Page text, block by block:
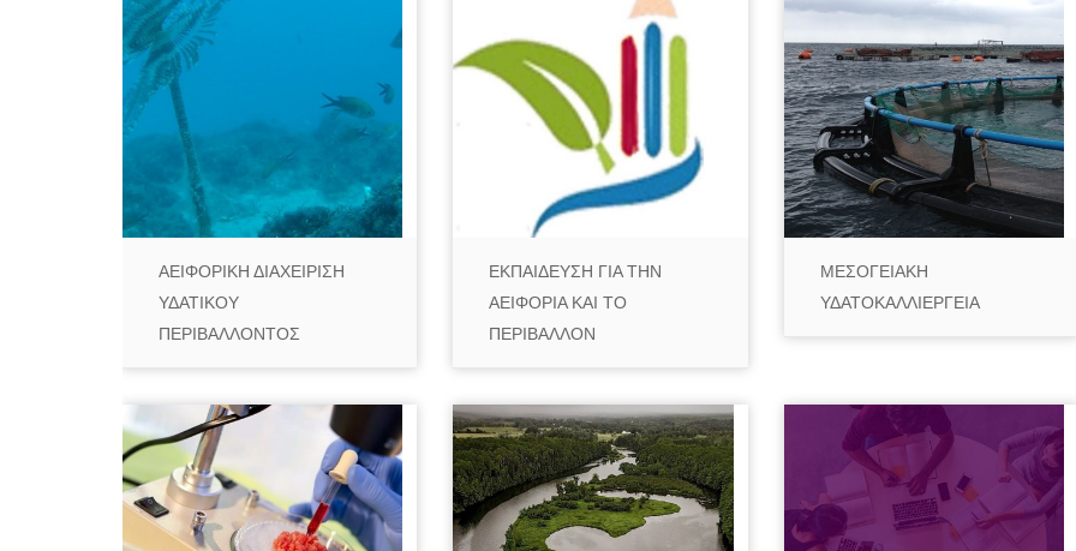
ΑΕΙΦΟΡΙΚΗ ΔΙΑΧΕΙΡΙΣΗ
ΥΔΑΤΙΚΟΥ
ΠΕΡΙΒΑΛΛΟΝΤΟΣ
ΕΚΠΑΙΔΕΥΣΗ ΓΙΑ ΤΗΝ
ΑΕΙΦΟΡΙΑ ΚΑΙ ΤΟ
ΠΕΡΙΒΑΛΛΟΝ
ΜΕΣΟΓΕΙΑΚΗ
ΥΔΑΤΟΚΑΛΛΙΕΡΓΕΙΑ